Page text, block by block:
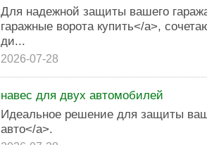
Для надежной защиты вашего
гаражные ворота купить</a>,
ди...
2026-07-28
навес для двух автомобилей
Идеальное решение для защиты
авто</a>.